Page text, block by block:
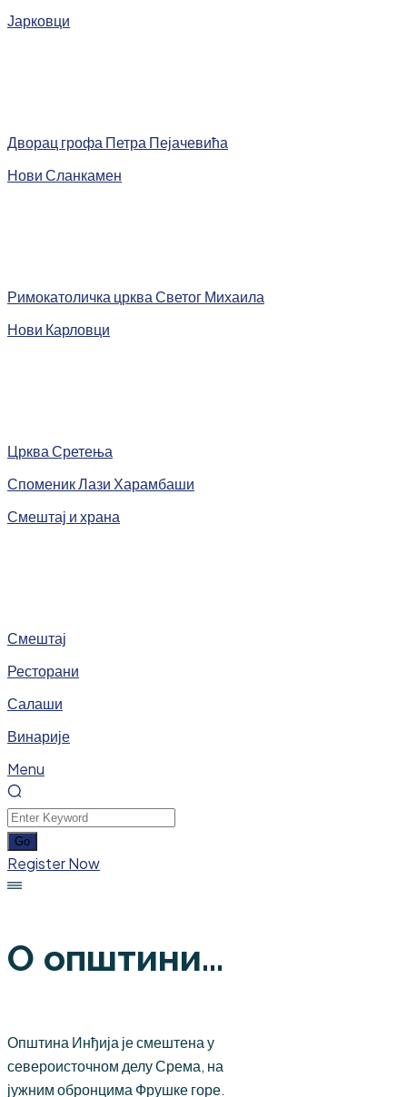
Јарковци
Дворац грофа Петра Пејачевића
Нови Сланкамен
Римокатоличка црква Светог Михаила
Нови Карловци
Црква Сретења
Споменик Лази Харамбаши
Смештај и храна
Смештај
Ресторани
Салаши
Винарије
Menu
Register Now
О општини...
Општина Инђија је смештена у
североисточном делу Срема, на
јужним обронцима Фрушке горе.